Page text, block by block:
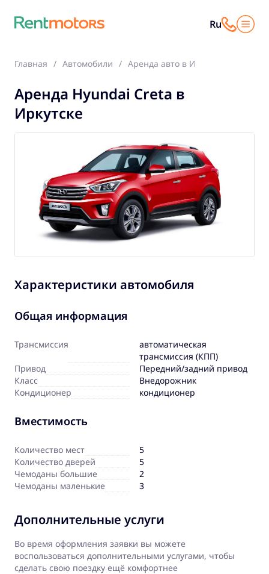
Ru
Главная Автомобили Аренда авто в Иркутске
Аренда Hyundai Creta в
Иркутске
Характеристики автомобиля
Общая информация
Трансмиссия
автоматическая
трансмиссия (КПП)
Привод
Передний/задний привод
Класс
Внедорожник
Кондиционер
кондиционер
Вместимость
Количество мест
5
Количество дверей
5
Чемоданы большие
2
Чемоданы маленькие
3
Дополнительные услуги
Во время оформления заявки вы можете
воспользоваться дополнительными услугами, чтобы
сделать свою поездку ещё комфортнее